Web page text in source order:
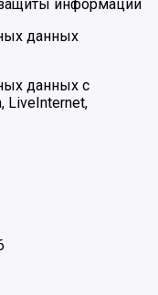
защиты информации
данных
данных с
LiveInternet,